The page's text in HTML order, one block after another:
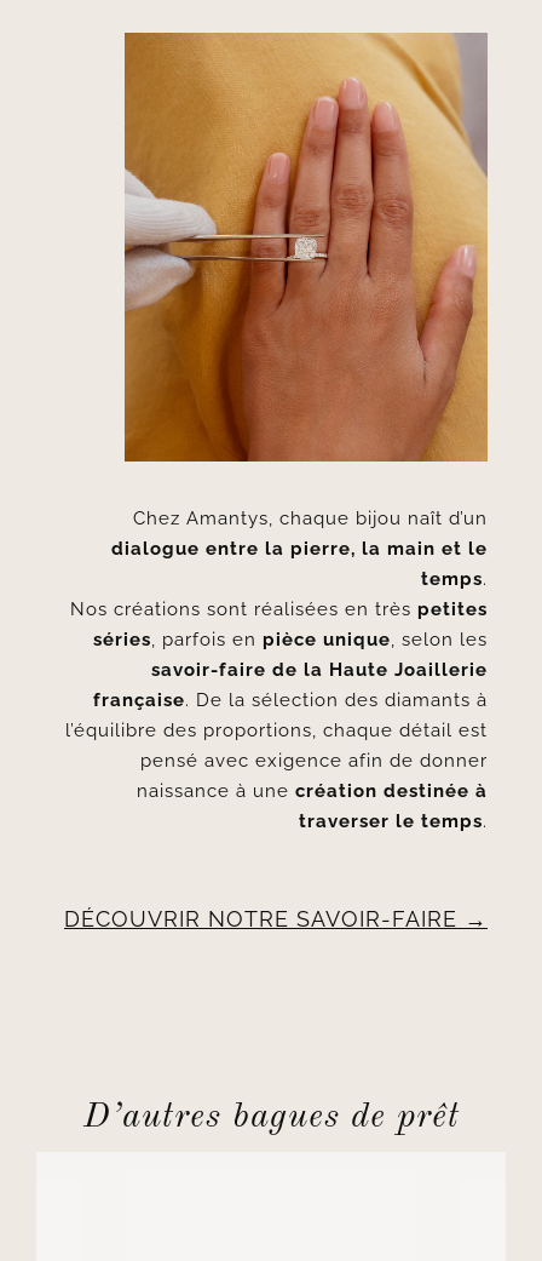
Chez Amantys, chaque bijou naît d’un
dialogue entre la pierre, la main et le
temps.
Nos créations sont réalisées en très petites
séries, parfois en pièce unique, selon les
savoir-faire de la Haute Joaillerie
française. De la sélection des diamants à
l’équilibre des proportions, chaque détail est
pensé avec exigence afin de donner
naissance à unecréation destinée à
traverser le temps.
DÉCOUVRIR NOTRE SAVOIR-FAIRE
D’autres bagues de prêt